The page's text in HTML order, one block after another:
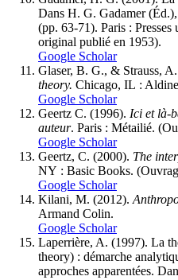
Dans H. G. Gadamer (Éd.),
(pp. 63-71). Paris :
original publié en 1953).
Google Scholar
Glaser, B. G., & Strauss,
theory. Chicago, IL :
Google Scholar
Geertz C. (1996). Ici et là-
auteur. Paris : Métailié.
Google Scholar
Geertz, C. (2000). The
NY : Basic Books.
Google Scholar
Kilani, M. (2012).
Armand Colin.
Google Scholar
Laperrière, A. (1997). La
theory) : démarche
approches apparentées.